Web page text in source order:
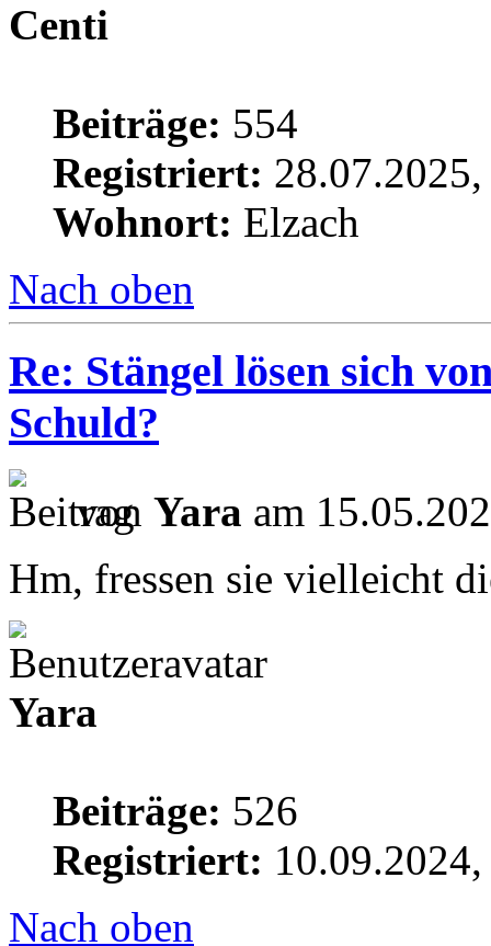
Centi
Beiträge: 554
Registriert:
Wohnort: Elzach
Nach oben
Re: Stängel lösen sich
Schuld?
von Yara am
Hm, fressen sie vielleicht
Yara
Beiträge: 526
Registriert:
Nach oben